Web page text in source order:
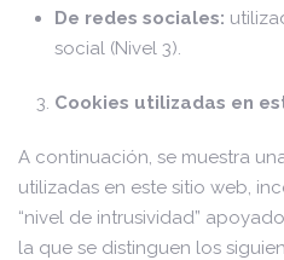
De redes sociales:
social (Nivel 3).
Cookies utilizadas en
A continuación, se muestra
utilizadas en este sitio web,
“nivel de intrusividad”
la que se distinguen los